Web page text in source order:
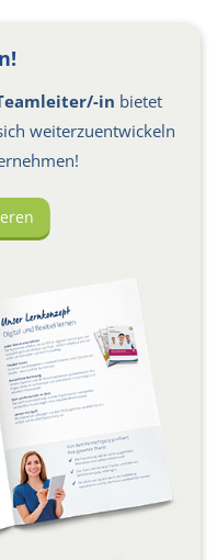
in bietet
weiterzuentwickeln